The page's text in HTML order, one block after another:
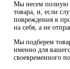
Мы несем полную
товара, и, если
повреждения в
на себя, а не
Мы подберем
именно для
своевременного